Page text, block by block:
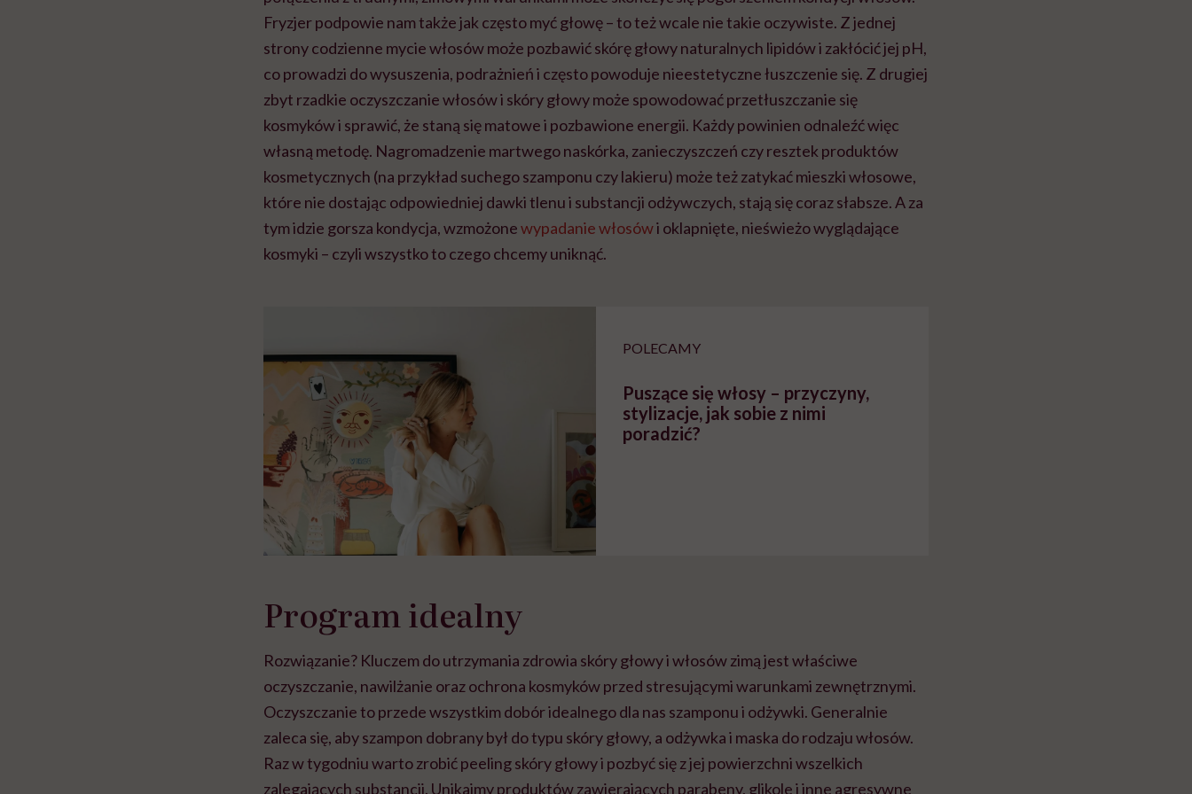
Fryzjer podpowie nam także jak często myć głowę – to też wcale nie takie oczywiste. Z jednej
strony codzienne mycie włosów może pozbawić skórę głowy naturalnych lipidów i zakłócić jej pH,
co prowadzi do wysuszenia, podrażnień i często powoduje nieestetyczne łuszczenie się. Z drugiej
zbyt rzadkie oczyszczanie włosów i skóry głowy może spowodować przetłuszczanie się
kosmyków i sprawić, że staną się matowe i pozbawione energii. Każdy powinien odnaleźć więc
własną metodę. Nagromadzenie martwego naskórka, zanieczyszczeń czy resztek produktów
kosmetycznych (na przykład suchego szamponu czy lakieru) może też zatykać mieszki włosowe,
które nie dostając odpowiedniej dawki tlenu i substancji odżywczych, stają się coraz słabsze. A za
tym idzie gorsza kondycja, wzmożonewypadanie włosówi oklapnięte, nieświeżo wyglądające
kosmyki – czyli wszystko to czego chcemy uniknąć.
POLECAMY
Puszące się włosy – przyczyny,
stylizacje, jak sobie z nimi
poradzić?
Program idealny
Rozwiązanie? Kluczem do utrzymania zdrowia skóry głowy i włosów zimą jest właściwe
oczyszczanie, nawilżanie oraz ochrona kosmyków przed stresującymi warunkami zewnętrznymi.
Oczyszczanie to przede wszystkim dobór idealnego dla nas szamponu i odżywki. Generalnie
zaleca się, aby szampon dobrany był do typu skóry głowy, a odżywka i maska do rodzaju włosów.
Raz w tygodniu warto zrobić peeling skóry głowy i pozbyć się z jej powierzchni wszelkich
zalegających substancji. Unikajmy produktów zawierających parabeny, glikole i inne agresywne